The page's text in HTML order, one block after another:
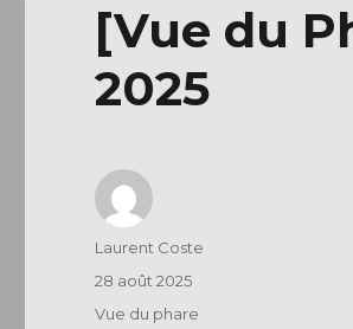
[Vue du
2025
Auteur
Laurent Coste
Publié
28 août 2025
Catégories
Vue du phare